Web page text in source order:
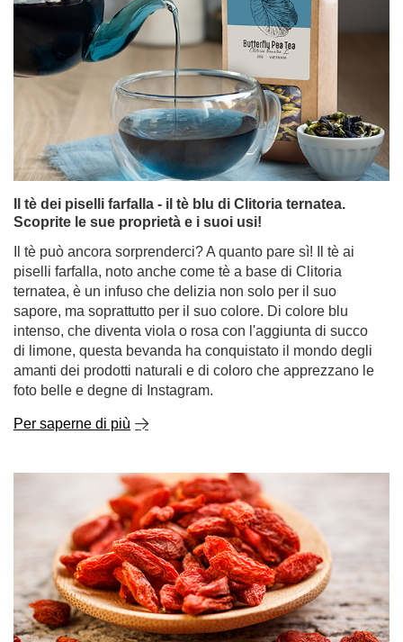
Il tè dei piselli farfalla - il tè blu di Clitoria ternatea.
Scoprite le sue proprietà e i suoi usi!
Il tè può ancora sorprenderci? A quanto pare sì! Il tè ai
piselli farfalla, noto anche come tè a base di Clitoria
ternatea, è un infuso che delizia non solo per il suo
sapore, ma soprattutto per il suo colore. Di colore blu
di limone, questa bevanda ha conquistato il mondo degli
amanti dei prodotti naturali e di coloro che apprezzano le
foto belle e degne di Instagram.
Per saperne di più
Bacche di Goji - che tipo di pianta è? Quali sono le
loro proprietà e come mangiarle?
Da alcuni anni le bacche di goji stanno facendo un vero